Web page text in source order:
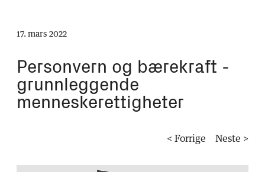
17. mars 2022
Personvern og bærekraft -
grunnleggende
menneskerettigheter
< Forrige Neste >